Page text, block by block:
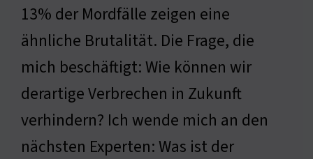
13% der Mordfälle zeigen eine
ähnliche Brutalität. Die Frage, die
mich beschäftigt: Wie können wir
derartige Verbrechen in Zukunft
verhindern? Ich wende mich an den
nächsten Experten: Was ist der